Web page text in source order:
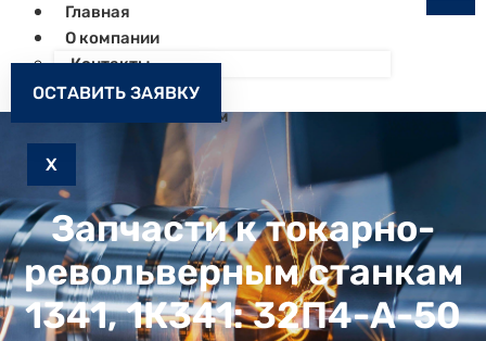
Главная
О компании
Контакты
Как заказать
Запчасти к станкам
X
ОСТАВИТЬ ЗАЯВКУ
Запчасти к токарно-
револьверным станкам
1341, 1К341: 32П4-А-50